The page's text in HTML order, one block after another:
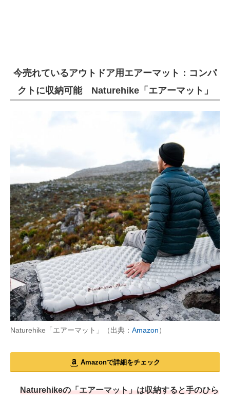
今売れているアウトドア用エアーマット：コンパ
クトに収納可能 Naturehike「エアーマット」
Naturehike「エアーマット」（出典： Amazon）
Amazonで詳細をチェック
Naturehikeの「エアーマット」は収納すると手のひら